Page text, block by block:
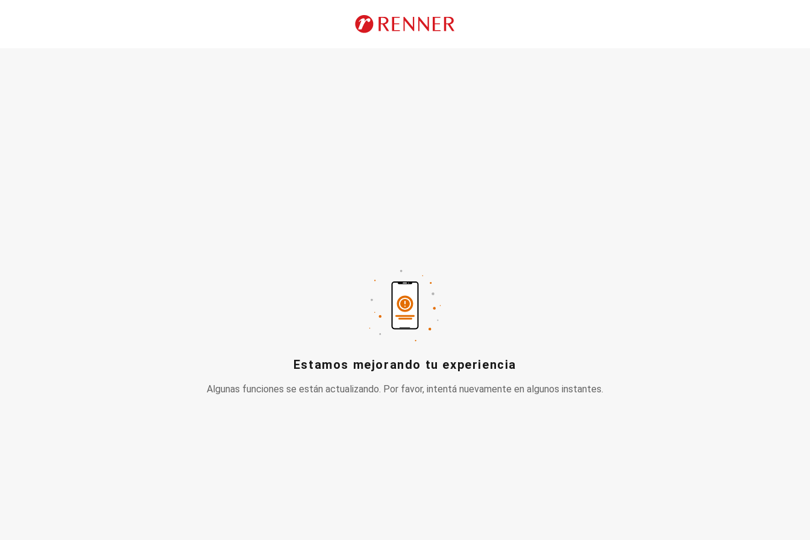
Estamos mejorando tu experiencia
Algunas funciones se están actualizando. Por favor, intentá nuevamente en algunos instantes.